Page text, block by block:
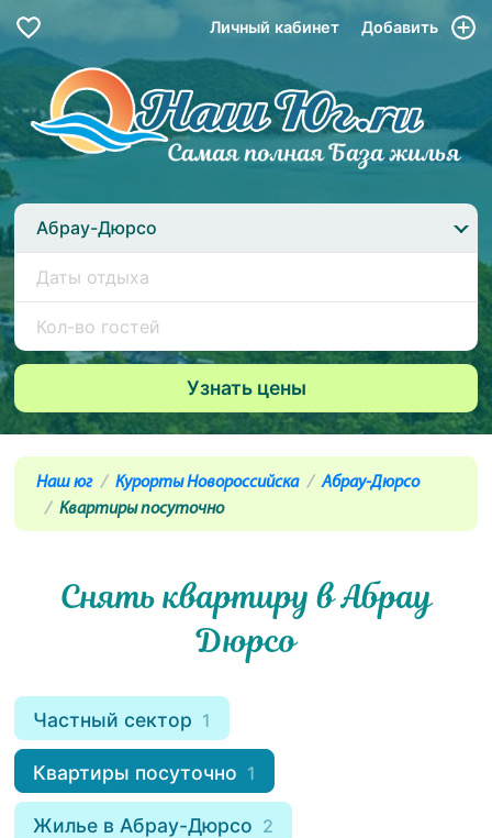
Личный кабинет Добавить
Абрау-Дюрсо
Наш юг Курорты Новороссийска
Абрау-Дюрсо
Квартиры посуточно
Снять квартиру в Абрау
Дюрсо
Частный сектор 1
Квартиры посуточно 1
Жилье в Абрау-Дюрсо 2